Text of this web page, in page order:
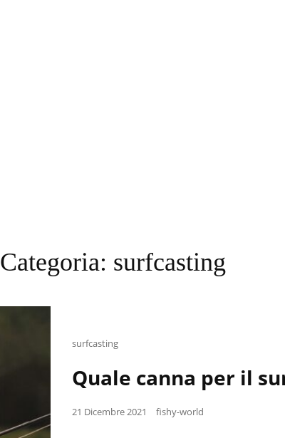
Categoria: surfcasting
Cat
surfcasting
Quale canna per il
Posted
21 Dicembre 2021 fishy-world